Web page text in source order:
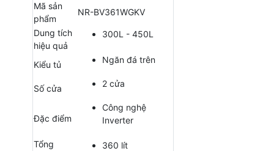
Mã sản
phẩm
NR-BV361WGKV
Dung tích
hiệu quả
300L - 450L
Kiểu tủ Ngăn đá trên
Số cửa 2 cửa
Đặc điểm
Công nghệ
Inverter
Tổng
360 lít